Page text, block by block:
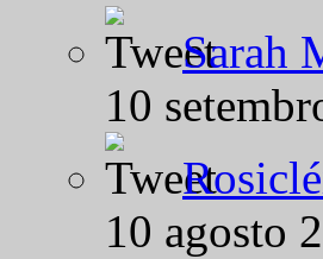
Sarah
10
10 agosto